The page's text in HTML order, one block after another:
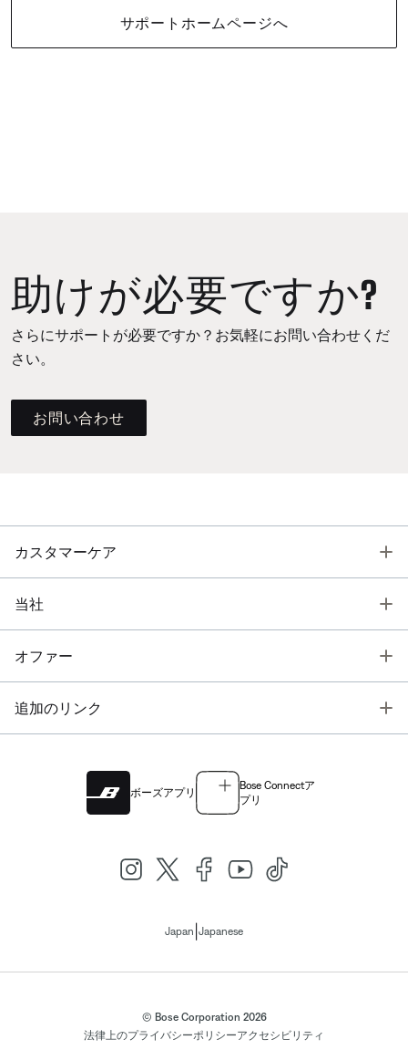
サポートホームページへ
助けが必要ですか?
さらにサポートが必要ですか？お気軽にお問い合わせくだ
さい。
お問い合わせ
カスタマーケア
当社
オファー
追加のリンク
ボーズアプリ
Bose Connectア
プリ
Japan Japanese
© Bose Corporation 2026
法律上のプライバシーポリシーアクセシビリティ